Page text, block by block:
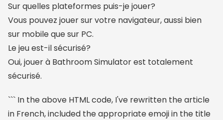
Sur quelles plateformes puis-je jouer?
Vous pouvez jouer sur votre navigateur, aussi bien
sur mobile que sur PC.
Le jeu est-il sécurisé?
Oui, jouer à Bathroom Simulator est totalement
sécurisé.
``` In the above HTML code, I've rewritten the article
in French, included the appropriate emoji in the title